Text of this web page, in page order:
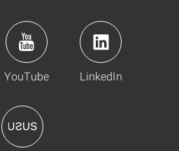
YouTube LinkedIn